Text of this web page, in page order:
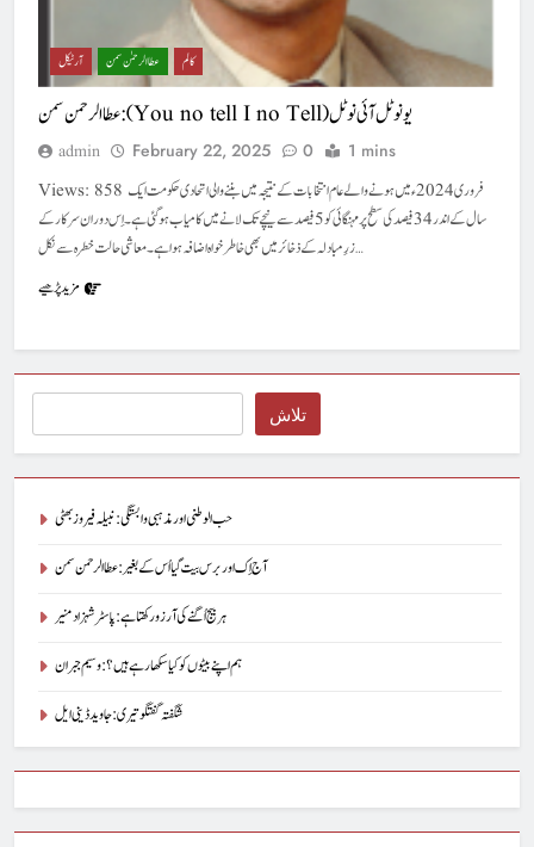
آرٹیکل عطا الرحمٰن سمن کالم
عطا الرحمن سمن : ( You no tell I no Tell) یو نو ٹل آئی نو ٹل
admin February 22, 2025 0 1 mins
Views: 858 فروری 2024ءمیں ہونے والے عام انتخابات کے نتیجہ میں بننے والی اتحادی حکومت ایک
سال کے اندر 34فیصد کی سطح پر مہنگائی کو 5فیصد سے نیچے تک لانے میں کامیاب ہو گئی ہے۔ اِس دوران سرکار کے
زرِ مبادلہ کے ذخائر میں بھی خاطر خواہ اضافہ ہوا ہے۔ معاشی حالت خطرہ سے نکل…
مزید پڑھیے
تلاش
حب الوطنی اور مذہبی وابستگی : نبیلہ فیروز بھٹی
آج اِک اور برس بیت گیا اُس کے بغیر : عطاالرحمن سمن
ہر بیج اُگنے کی آرزو رکھتا ہے : پاسٹر شہزاد منیر
ہم اپنے بیٹوں کو کیا سکھا رہے ہیں؟ : وسیم جبران
شگفتہ گفتگو تیری : جاوید ڈینی ایل